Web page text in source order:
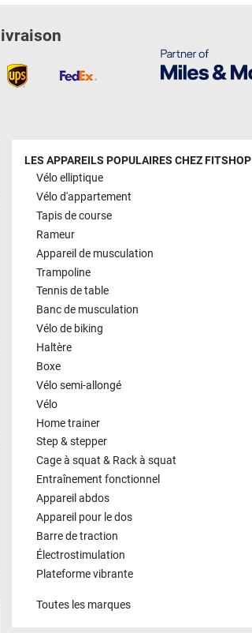
LES APPAREILS POPULAIRES CHEZ FITSHOP
Vélo elliptique
Vélo d'appartement
Tapis de course
Rameur
Appareil de musculation
Trampoline
Tennis de table
Banc de musculation
Vélo de biking
Haltère
Boxe
Vélo semi-allongé
Vélo
Home trainer
Step & stepper
Cage à squat & Rack à squat
Entraînement fonctionnel
Appareil abdos
Appareil pour le dos
Barre de traction
Électrostimulation
Plateforme vibrante
Toutes les marques